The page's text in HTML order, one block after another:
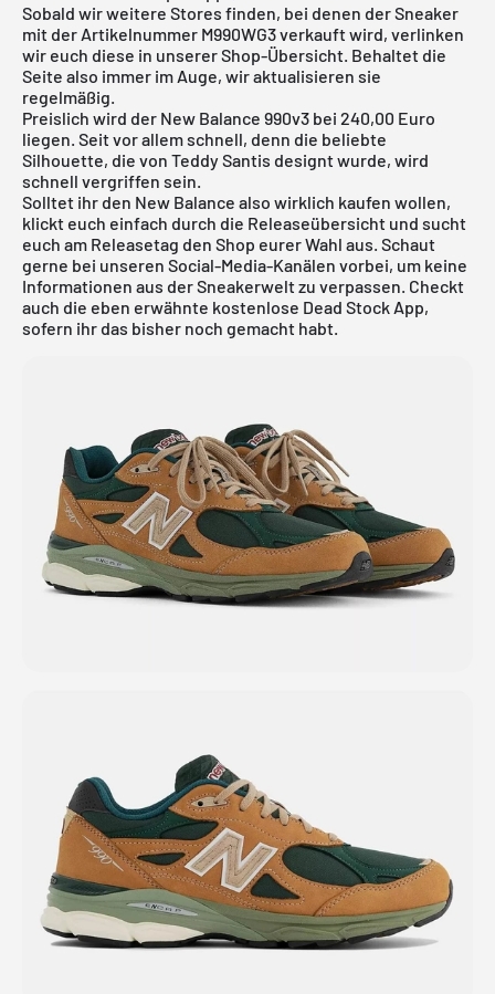
Sobald wir weitere Stores finden, bei denen der Sneaker
mit der Artikelnummer M990WG3 verkauft wird, verlinken
wir euch diese in unserer Shop-Übersicht. Behaltet die
Seite also immer im Auge, wir aktualisieren sie
regelmäßig.
Preislich wird der New Balance 990v3 bei 240,00 Euro
liegen. Seit vor allem schnell, denn die beliebte
Silhouette, die von Teddy Santis designt wurde, wird
schnell vergriffen sein.
Solltet ihr den New Balance also wirklich kaufen wollen,
klickt euch einfach durch die Releaseübersicht und sucht
euch am Releasetag den Shop eurer Wahl aus. Schaut
gerne bei unseren Social-Media-Kanälen vorbei, um keine
Informationen aus der Sneakerwelt zu verpassen. Checkt
auch die eben erwähnte kostenlose Dead Stock App,
sofern ihr das bisher noch gemacht habt.